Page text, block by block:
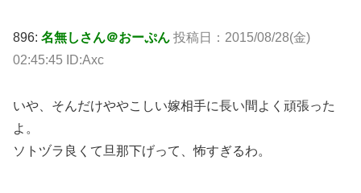
896: 名無しさん＠おーぷん 投稿日：2015/08/28(金)
02:45:45 ID:Axc
いや、そんだけややこしい嫁相手に長い間よく頑張った
よ。
ソトヅラ良くて旦那下げって、怖すぎるわ。